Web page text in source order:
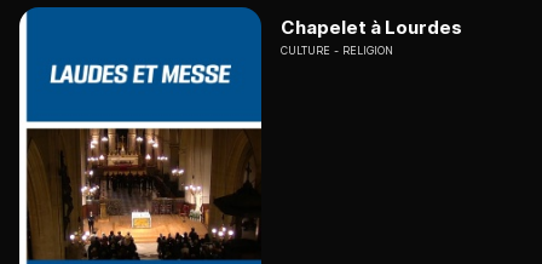
Chapelet à Lourdes
CULTURE RELIGION